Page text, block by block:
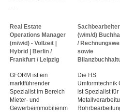
Real Estate
Operations Manager
(m/w/d) - Vollzeit |
Hybrid | Berlin /
Frankfurt / Leipzig
GFORM ist ein
marktführender
Spezialist im Bereich
Mieter- und
Gewerbeimmobilienm
Sachbearbeiter
(w/m/d)
/
sowie
Die HS
Umformtechnik
ist Spezialist für